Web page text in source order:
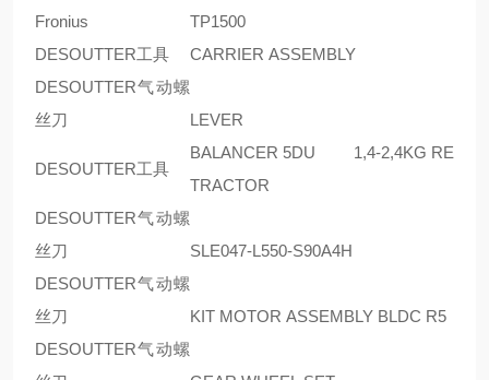
Fronius
TP1500
DESOUTTER工具
CARRIER ASSEMBLY
DESOUTTER气动螺
丝刀
LEVER
DESOUTTER工具
BALANCER 5DU 1,4-2,4KG RE
TRACTOR
DESOUTTER气动螺
丝刀
SLE047-L550-S90A4H
DESOUTTER气动螺
丝刀
KIT MOTOR ASSEMBLY BLDC R5
DESOUTTER气动螺